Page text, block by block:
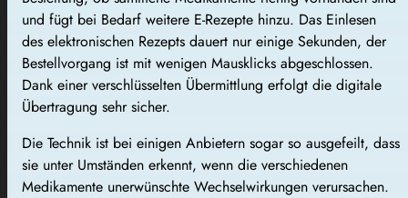
und fügt bei Bedarf weitere E-Rezepte hinzu. Das Einlesen
des elektronischen Rezepts dauert nur einige Sekunden, der
Bestellvorgang ist mit wenigen Mausklicks abgeschlossen.
Dank einer verschlüsselten Übermittlung erfolgt die digitale
Übertragung sehr sicher.
Die Technik ist bei einigen Anbietern sogar so ausgefeilt, dass
sie unter Umständen erkennt, wenn die verschiedenen
Medikamente unerwünschte Wechselwirkungen verursachen.